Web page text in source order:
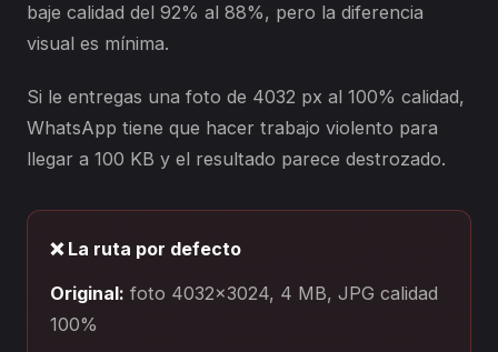
baje calidad del 92% al 88%, pero la diferencia
visual es mínima.
Si le entregas una foto de 4032 px al 100% calidad,
WhatsApp tiene que hacer trabajo violento para
llegar a 100 KB y el resultado parece destrozado.
❌ La ruta por defecto
Original: foto 4032×3024, 4 MB, JPG calidad
100%